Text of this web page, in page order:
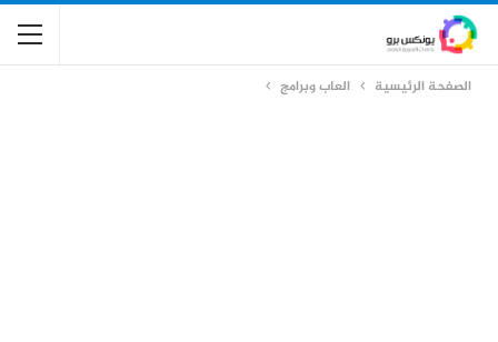
الصفحة الرئيسية العاب وبرامج